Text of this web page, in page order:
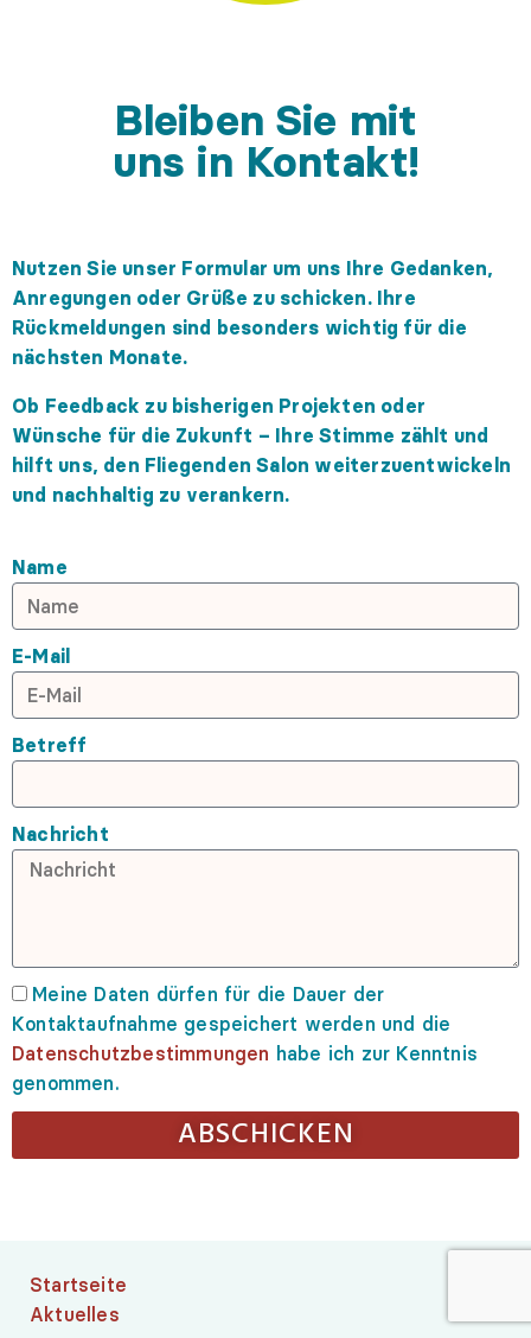
Bleiben Sie mit
uns in Kontakt!
Nutzen Sie unser Formular um uns Ihre Gedanken,
Anregungen oder Grüße zu schicken. Ihre
Rückmeldungen sind besonders wichtig für die
nächsten Monate.
Ob Feedback zu bisherigen Projekten oder
Wünsche für die Zukunft – Ihre Stimme zählt und
hilft uns, den Fliegenden Salon weiterzuentwickeln
und nachhaltig zu verankern.
Name
E-Mail
Betreff
Nachricht
Meine Daten dürfen für die Dauer der
Kontaktaufnahme gespeichert werden und die
Datenschutzbestimmungen habe ich zur Kenntnis
genommen.
ABSCHICKEN
Startseite
Aktuelles